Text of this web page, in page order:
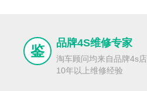
鉴 品牌4S维修专家
淘车顾问均来自品牌4s店
10年以上维修经验